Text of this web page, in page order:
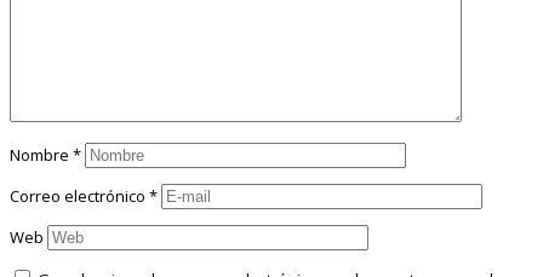
Nombre *
Correo electrónico *
Web